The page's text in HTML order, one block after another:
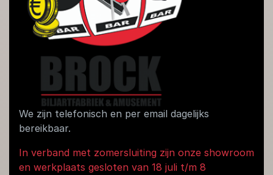
We zijn telefonisch en per email dagelijks
bereikbaar.
In verband met zomersluiting zijn onze showroom
en werkplaats gesloten van 18 juli t/m 8